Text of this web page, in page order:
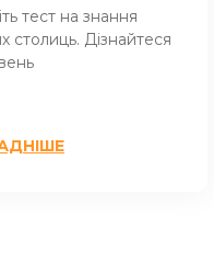
тест на знання
столиць. Дізнайтеся